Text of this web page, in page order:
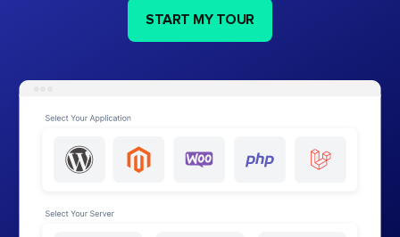
START MY TOUR